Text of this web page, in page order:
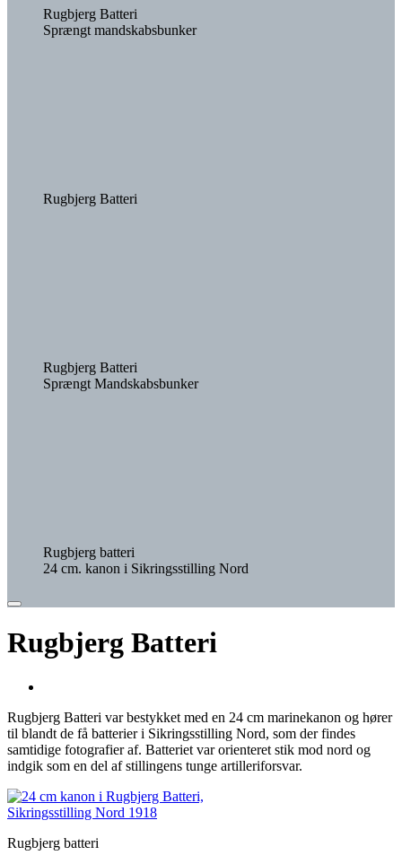
Rugbjerg Batteri
Sprængt mandskabsbunker
Rugbjerg Batteri
Rugbjerg Batteri
Sprængt Mandskabsbunker
Rugbjerg batteri
24 cm. kanon i Sikringsstilling Nord
Rugbjerg Batteri
Rugbjerg Batteri var bestykket med en 24 cm marinekanon og hører
til blandt de få batterier i Sikringsstilling Nord, som der findes
samtidige fotografier af. Batteriet var orienteret stik mod nord og
indgik som en del af stillingens tunge artilleriforsvar.
Rugbjerg batteri